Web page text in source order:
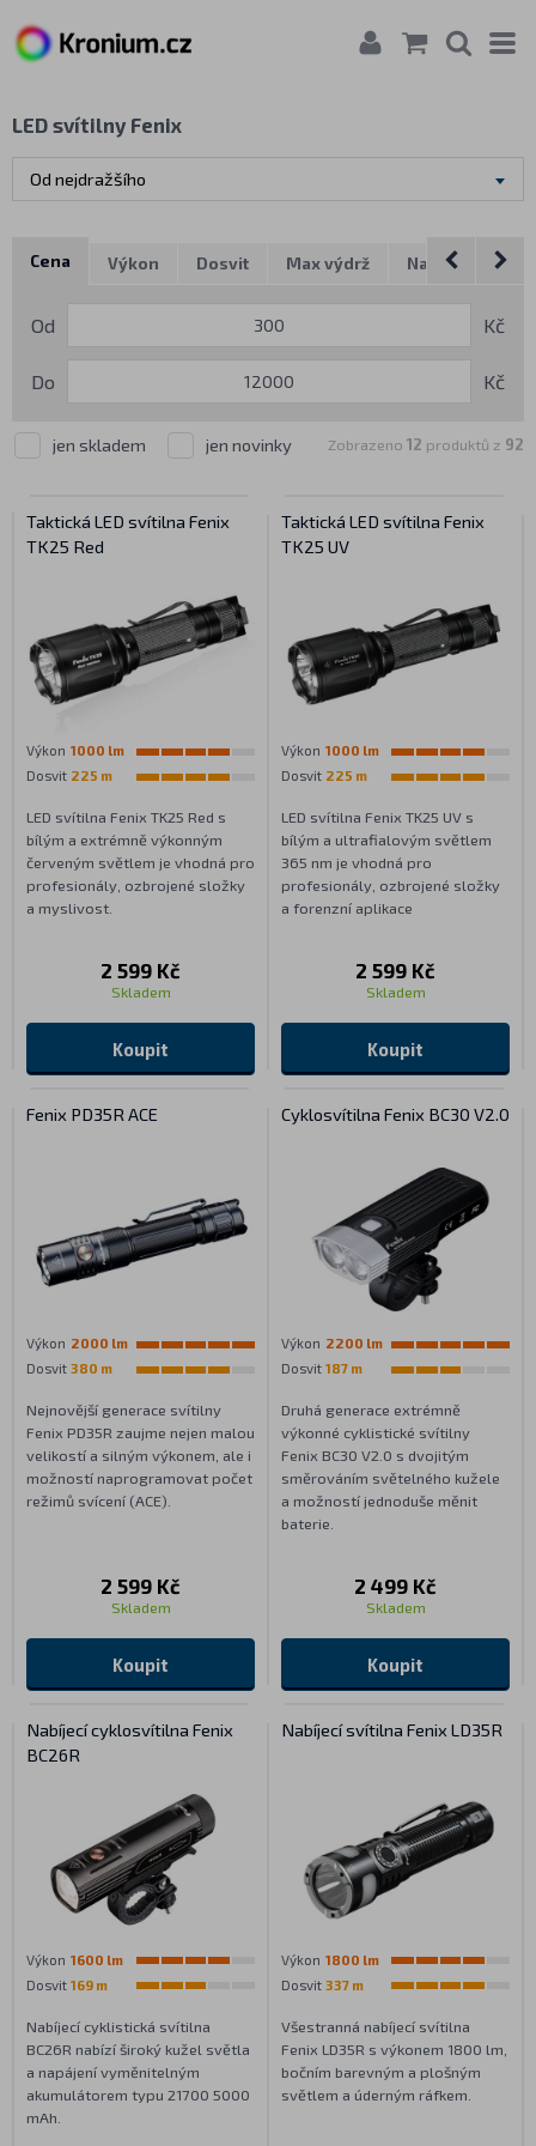
LED svítilny Fenix
Od nejdražšího
Cena Výkon Dosvit Max výdrž Napájení
Od Kč
Do Kč
Zobrazeno 12 produktů z 92
jen skladem jen novinky
Taktická LED svítilna Fenix
TK25 Red
Výkon 1000 lm
Dosvit 225 m
LED svítilna Fenix TK25 Red s
bílým a extrémně výkonným
červeným světlem je vhodná pro
profesionály, ozbrojené složky
a myslivost.
2 599 Kč
Skladem
Koupit
Taktická LED svítilna Fenix
TK25 UV
Výkon 1000 lm
Dosvit 225 m
LED svítilna Fenix TK25 UV s
bílým a ultrafialovým světlem
365 nm je vhodná pro
profesionály, ozbrojené složky
a forenzní aplikace
2 599 Kč
Skladem
Koupit
Fenix PD35R ACE
Výkon 2000 lm
Dosvit 380 m
Nejnovější generace svítilny
Fenix PD35R zaujme nejen malou
velikostí a silným výkonem, ale i
možností naprogramovat počet
režimů svícení (ACE).
2 599 Kč
Skladem
Koupit
Cyklosvítilna Fenix BC30 V2.0
Výkon 2200 lm
Dosvit 187 m
Druhá generace extrémně
výkonné cyklistické svítilny
Fenix BC30 V2.0 s dvojitým
směrováním světelného kužele
a možností jednoduše měnit
baterie.
2 499 Kč
Skladem
Koupit
Nabíjecí cyklosvítilna Fenix
BC26R
Výkon 1600 lm
Dosvit 169 m
Nabíjecí cyklistická svítilna
BC26R nabízí široký kužel světla
a napájení vyměnitelným
akumulátorem typu 21700 5000
mAh.
Nabíjecí svítilna Fenix LD35R
Výkon 1800 lm
Dosvit 337 m
Všestranná nabíjecí svítilna
Fenix LD35R s výkonem 1800 lm,
bočním barevným a plošným
světlem a úderným ráfkem.